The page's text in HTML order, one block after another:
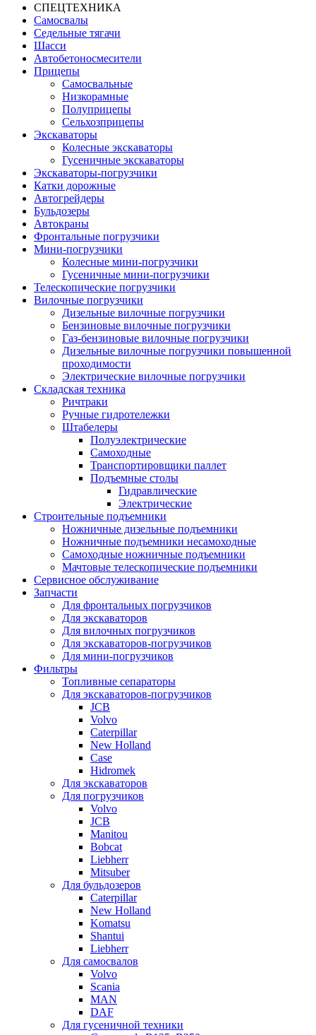
СПЕЦТЕХНИКА
Самосвалы
Седельные тягачи
Шасси
Автобетоно­смесители
Прицепы
Самосвальные
Низкорамные
Полуприцепы
Сельхозприцепы
Экскаваторы
Колесные экскаваторы
Гусеничные экскаваторы
Экскаваторы-погрузчики
Катки дорожные
Автогрейдеры
Бульдозеры
Автокраны
Фронтальные погрузчики
Мини-погрузчики
Колесные мини-погрузчики
Гусеничные мини-погрузчики
Телескопические погрузчики
Вилочные погрузчики
Дизельные вилочные погрузчики
Бензиновые вилочные погрузчики
Газ-бензиновые вилочные погрузчики
Дизельные вилочные погрузчики повышенной
проходимости
Электрические вилочные погрузчики
Складская техника
Ричтраки
Ручные гидротележки
Штабелеры
Полуэлектрические
Самоходные
Транспортировщики паллет
Подъемные столы
Гидравлические
Электрические
Строительные подъемники
Ножничные дизельные подъемники
Ножничные подъемники несамоходные
Самоходные ножничные подъемники
Мачтовые телескопические подъемники
Сервисное обслуживание
Запчасти
Для фронтальных погрузчиков
Для экскаваторов
Для вилочных погрузчиков
Для экскаваторов-погрузчиков
Для мини-погрузчиков
Фильтры
Топливные сепараторы
Для экскаваторов-погрузчиков
JCB
Volvo
Caterpillar
New Holland
Case
Hidromek
Для экскаваторов
Для погрузчиков
Volvo
JCB
Manitou
Bobcat
Liebherr
Mitsuber
Для бульдозеров
Caterpillar
New Holland
Komatsu
Shantui
Liebherr
Для самосвалов
Volvo
Scania
MAN
DAF
Для гусеничной техники